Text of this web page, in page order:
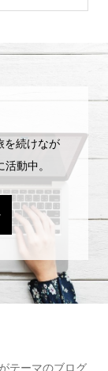
を続けなが
動中。
テーマのブログ